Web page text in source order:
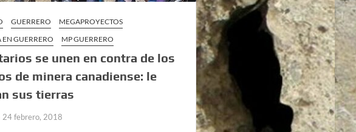
GUERRERO
MEGAPROYECTOS
GUERRERO
MP GUERRERO
se unen en contra de los
de minera canadiense: le
sus tierras
24 febrero, 2018